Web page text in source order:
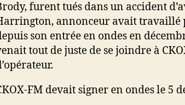
furent tués dans un accident
annonceur avait travaillé
son entrée en ondes en
tout de juste de se joindre à
FM devait signer en ondes le 5